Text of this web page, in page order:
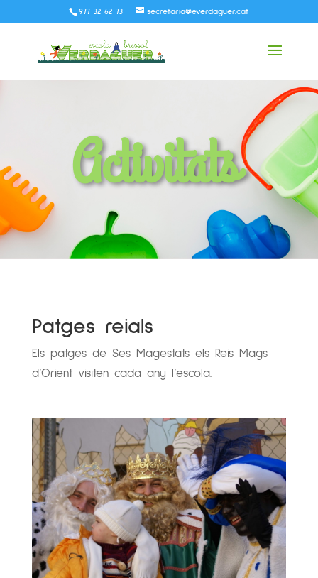
977 32 62 73 secretaria@everdaguer.cat
Activitats
Patges reials
Els patges de Ses Magestats els Reis Mags
d’Orient visiten cada any l’escola.